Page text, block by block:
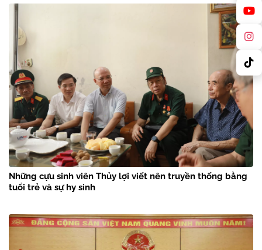
Những cựu sinh viên Thủy lợi viết nên truyền thống bằng
tuổi trẻ và sự hy sinh